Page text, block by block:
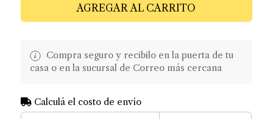
AGREGAR AL CARRITO
Compra seguro y recibilo en la puerta de tu
casa o en la sucursal de Correo más cercana
Calculá el costo de envío